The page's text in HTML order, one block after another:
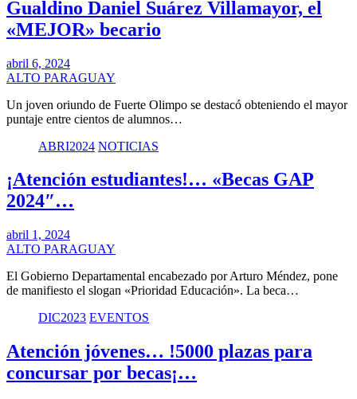
Gualdino Daniel Suárez Villamayor, el
«MEJOR» becario
abril 6, 2024
ALTO PARAGUAY
Un joven oriundo de Fuerte Olimpo se destacó obteniendo el mayor
puntaje entre cientos de alumnos…
ABRI2024 NOTICIAS
¡Atención estudiantes!… «Becas GAP
2024″…
abril 1, 2024
ALTO PARAGUAY
El Gobierno Departamental encabezado por Arturo Méndez, pone
de manifiesto el slogan «Prioridad Educación». La beca…
DIC2023 EVENTOS
Atención jóvenes… !5000 plazas para
concursar por becas¡…